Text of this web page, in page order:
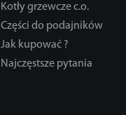
Kotły grzewcze c.o.
Części do podajników
Jak kupować ?
Najczęstsze pytania